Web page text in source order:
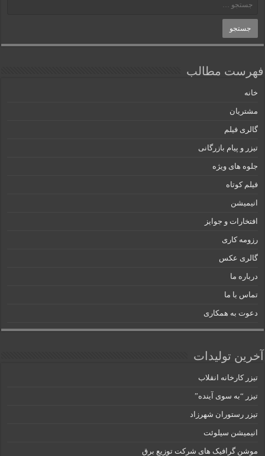
فهرست مطالب
خانه
مشتریان
گالری فیلم
تیزر و پیام بازرگانی
جلوه های ویژه
فیلم کوتاه
انیمیشن
افتخارات و جوایز
رزومه کاری
گالری عکس
درباره ما
تماس با ما
دعوت به همکاری
آخرین تولیدات
تیزر کارخانه انقلاب
تیزر “به سوی آینده”
تیزر رستوران شهرزاد
انیمیشن سیلوئت
موشن گرافیک های شرکت توزیع برق